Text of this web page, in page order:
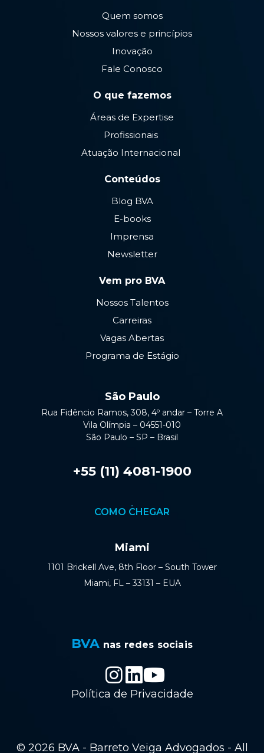
Quem somos
Nossos valores e princípios
Inovação
Fale Conosco
O que fazemos
Áreas de Expertise
Profissionais
Atuação Internacional
Conteúdos
Blog BVA
E-books
Imprensa
Newsletter
Vem pro BVA
Nossos Talentos
Carreiras
Vagas Abertas
Programa de Estágio
São Paulo
Rua Fidêncio Ramos, 308, 4º andar – Torre A
Vila Olímpia – 04551-010
São Paulo – SP – Brasil
+55 (11) 4081-1900
COMO CHEGAR
Miami
1101 Brickell Ave, 8th Floor – South Tower
Miami, FL – 33131 – EUA
BVA nas redes sociais
Política de Privacidade
© 2026 BVA - Barreto Veiga Advogados - All